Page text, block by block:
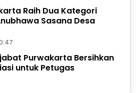
Raih Dua Kategori
Sasana Desa
Purwakarta Bersihkan
untuk Petugas